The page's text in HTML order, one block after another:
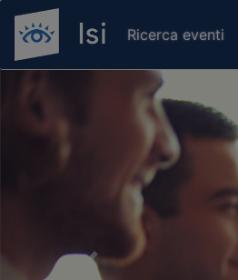
Ricerca eventi
Previous